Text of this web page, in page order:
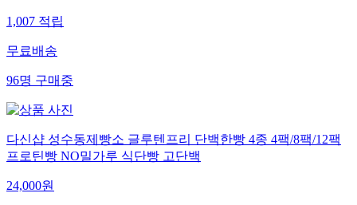
1,007적립
무료배송
96명구매중
다신샵 성수동제빵소 글루텐프리 단백한빵 4종 4팩/8팩/12팩
프로틴빵 NO밀가루 식단빵 고단백
24,000원